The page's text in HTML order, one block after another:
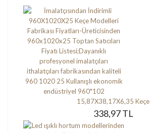
15,87X38,17X6,35 Keçe
338,97 TL